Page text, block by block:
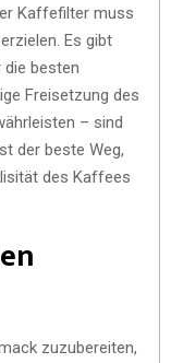
Kaffefilter muss
Es gibt
besten
Freisetzung des
– sind
der beste Weg,
des Kaffees
zuzubereiten,